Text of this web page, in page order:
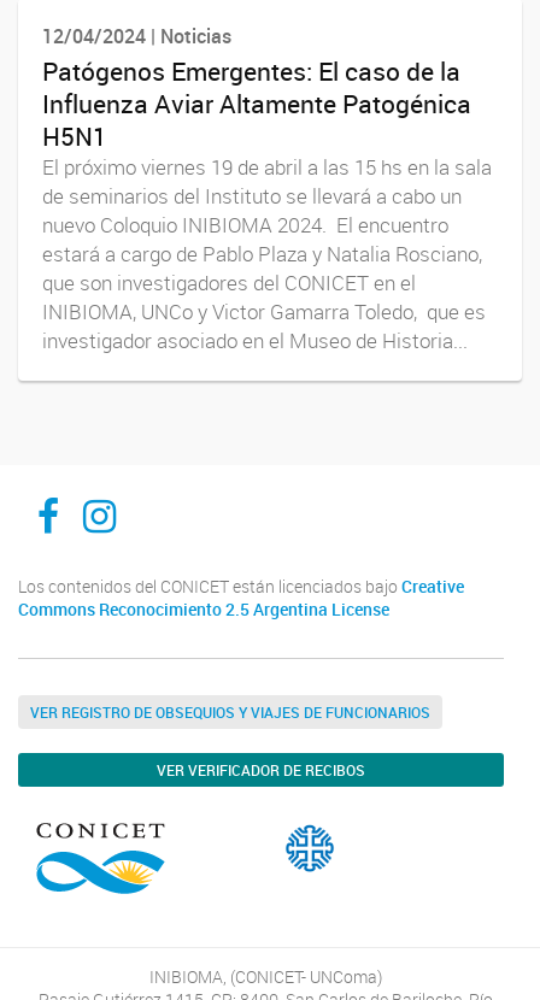
12/04/2024 | Noticias
Patógenos Emergentes: El caso de la
Influenza Aviar Altamente Patogénica
H5N1
El próximo viernes 19 de abril a las 15 hs en la sala
de seminarios del Instituto se llevará a cabo un
nuevo Coloquio INIBIOMA 2024. El encuentro
estará a cargo de Pablo Plaza y Natalia Rosciano,
que son investigadores del CONICET en el
INIBIOMA, UNCo y Victor Gamarra Toledo, que es
investigador asociado en el Museo de Historia...
Inibioma-Conicet/Unco
inibiomaabierto
Los contenidos del CONICET están licenciados bajo Creative
Commons Reconocimiento 2.5 Argentina License
VER REGISTRO DE OBSEQUIOS Y VIAJES DE FUNCIONARIOS
VER VERIFICADOR DE RECIBOS
INIBIOMA, (CONICET- UNComa)